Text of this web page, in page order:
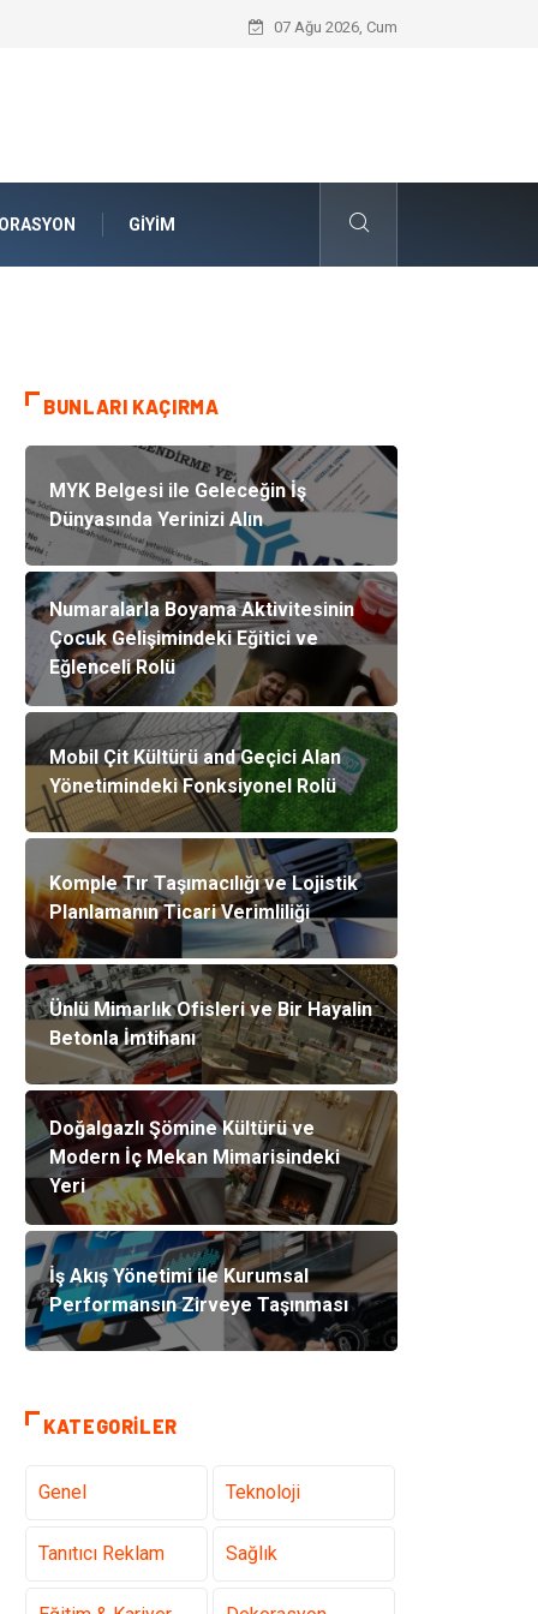
Komple Tır Taşımacılığı ve Lojistik
07 Ağu 2026, Cum
GIYIM
BUNLARI KAÇIRMA
MYK Belgesi ile Geleceğin İş
Dünyasında Yerinizi Alın
Numaralarla Boyama Aktivitesinin
Çocuk Gelişimindeki Eğitici ve
Eğlenceli Rolü
Mobil Çit Kültürü and Geçici Alan
Yönetimindeki Fonksiyonel Rolü
Komple Tır Taşımacılığı ve Lojistik
Planlamanın Ticari Verimliliği
Ünlü Mimarlık Ofisleri ve Bir Hayalin
Betonla İmtihanı
Doğalgazlı Şömine Kültürü ve
Modern İç Mekan Mimarisindeki
Yeri
İş Akış Yönetimi ile Kurumsal
Performansın Zirveye Taşınması
KATEGORILER
Genel Teknoloji
Tanıtıcı Reklam Sağlık